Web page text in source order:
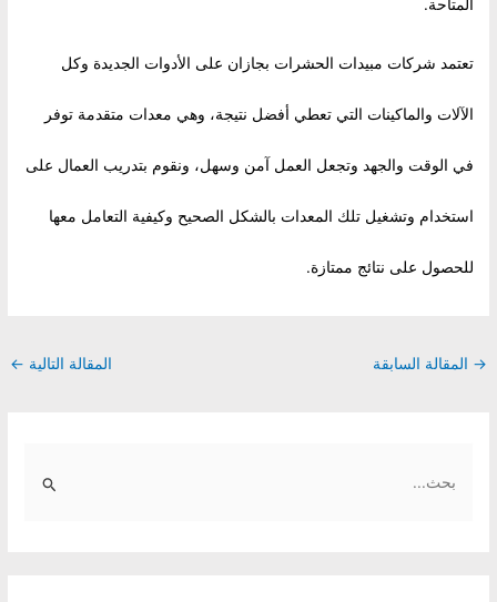
المتاحة.
تعتمد شركات مبيدات الحشرات بجازان على الأدوات الجديدة وكل
الآلات والماكينات التي تعطي أفضل نتيجة، وهي معدات متقدمة توفر
في الوقت والجهد وتجعل العمل آمن وسهل، ونقوم بتدريب العمال على
استخدام وتشغيل تلك المعدات بالشكل الصحيح وكيفية التعامل معها
للحصول على نتائج ممتازة.
Post
→ المقالة السابقة المقالة التالية ←